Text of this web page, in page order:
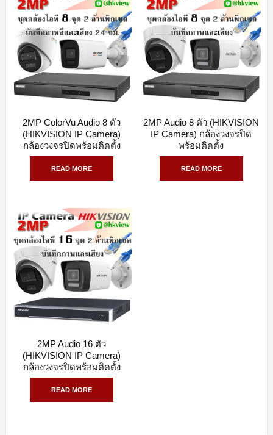
QUICK VIEW
2MP ColorVu Audio 8 ตัว
(HIKVISION IP Camera)
กล้องวงจรปิดพร้อมติดตั้ง
READ MORE
QUICK VIEW
2MP Audio 8 ตัว (HIKVISION
IP Camera) กล้องวงจรปิด
พร้อมติดตั้ง
READ MORE
QUICK VIEW
2MP Audio 16 ตัว
(HIKVISION IP Camera)
กล้องวงจรปิดพร้อมติดตั้ง
READ MORE